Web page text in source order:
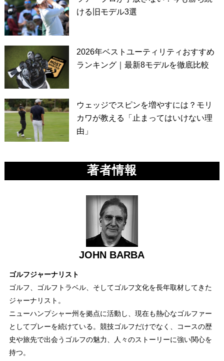
ける旧モデル3選
2026年ベストユーティリティおすすめ
ランキング｜最新8モデルを徹底比較
ウェッジでスピンを増やすには？モリ
カワが教える「止まってはいけない理
由」
著者情報
JOHN BARBA
ゴルフジャーナリスト
ゴルフ、ゴルフトラベル、そしてゴルフ文化を長年取材してきた
ジャーナリスト。
ニューハンプシャー州を拠点に活動し、現在も熱心なゴルファー
としてプレーを続けている。競技ゴルフだけでなく、コースの歴
史や旅先で出会うゴルフの魅力、人々のストーリーに強い関心を
持つ。